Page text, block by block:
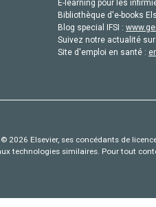
E-learning pour les
Bibliothèque d'e-books
Blog special IFSI :
Suivez notre actualité
Site d'emploi en santé :
2026 Elsevier, ses concédants de
technologies similaires. Pour tout